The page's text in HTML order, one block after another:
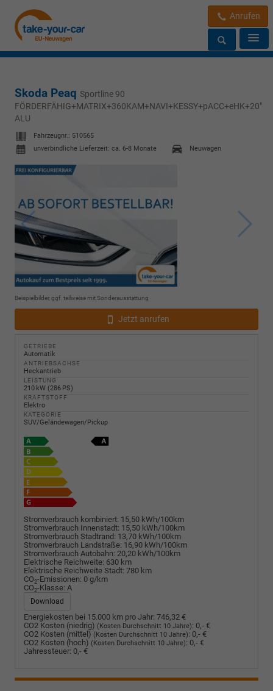
Anrufen
Skoda Peaq Sportline 90
FÖRDERFÄHIG+MATRIX+360KAM+NAVI+KESSY+pACC+eHK+20"
ALU
Fahrzeugnr.: 510565
unverbindliche Lieferzeit: ca. 6-8 Monate
Neuwagen
Beispielbilder, ggf. teilweise mit Sonderausstattung
Jetzt anrufen
GETRIEBE
Automatik
ANTRIEBSACHSE
Heckantrieb
LEISTUNG
210 kW (286 PS)
KRAFTSTOFF
Elektro
KATEGORIE
SUV/Geländewagen/Pickup
Stromverbrauch kombiniert: 15,50 kWh/100km
Stromverbrauch Innenstadt: 15,50 kWh/100km
Stromverbrauch Stadtrand: 13,70 kWh/100km
Stromverbrauch Landstraße: 16,90 kWh/100km
Stromverbrauch Autobahn: 20,20 kWh/100km
Elektrische Reichweite: 630 km
Elektrische Reichweite Stadt: 780 km
CO2-Emissionen: 0 g/km
CO2-Klasse: A
Download
Energiekosten bei 15.000 km pro Jahr: 746,32 €
CO2 Kosten (niedrig) (Kosten Durchschnitt 10 Jahre): 0,- €
CO2 Kosten (mittel) (Kosten Durchschnitt 10 Jahre): 0,- €
CO2 Kosten (hoch) (Kosten Durchschnitt 10 Jahre): 0,- €
Jahressteuer: 0,- €